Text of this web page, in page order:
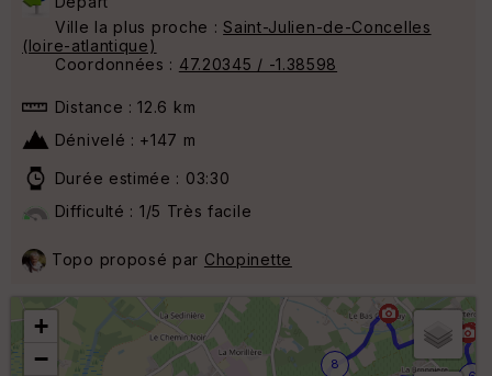
Ville la plus proche :Saint-Julien-de-Concelles
(loire-atlantique)
Coordonnées : 47.20345 / -1.38598
Distance : 12.6 km
Dénivelé : +147 m
Durée estimée : 03:30
Difficulté : 1/5 Très facile
Topo proposé par Chopinette
8
+
−